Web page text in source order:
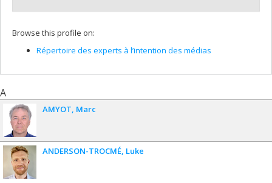
Browse this profile on:
Répertoire des experts à l’intention des médias
A
AMYOT Marc
ANDERSON-TROCMÉ Luke